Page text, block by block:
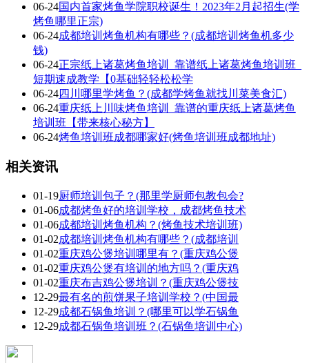
06-24国内首家烤鱼学院职校诞生！2023年2月起招生(学
烤鱼哪里正宗)
06-24成都培训烤鱼机构有哪些？(成都培训烤鱼机多少
钱)
06-24正宗纸上诸葛烤鱼培训_靠谱纸上诸葛烤鱼培训班_
短期速成教学【0基础轻轻松松学
06-24四川哪里学烤鱼？(成都学烤鱼就找川菜美食汇)
06-24重庆纸上川味烤鱼培训_靠谱的重庆纸上诸葛烤鱼
培训班【带来核心秘方】
06-24烤鱼培训班成都哪家好(烤鱼培训班成都地址)
相关资讯
01-19厨师培训包子？(那里学厨师包教包会?
01-06成都烤鱼好的培训学校，成都烤鱼技术
01-06成都培训烤鱼机构？(烤鱼技术培训班)
01-02成都培训烤鱼机构有哪些？(成都培训
01-02重庆鸡公煲培训哪里有？(重庆鸡公煲
01-02重庆鸡公煲有培训的地方吗？(重庆鸡
01-02重庆布吉鸡公煲培训？(重庆鸡公煲技
12-29最有名的煎饼果子培训学校？(中国最
12-29成都石锅鱼培训？(哪里可以学石锅鱼
12-29成都石锅鱼培训班？(石锅鱼培训中心)